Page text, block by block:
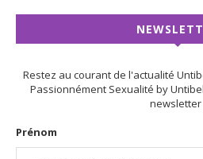
Restez au courant de l'actualité
Passionnément Sexualité by
newsletter
Prénom